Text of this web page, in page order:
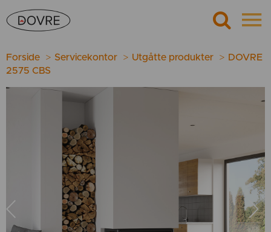
Forside Servicekontor Utgåtte produkter
DOVRE
2575 CBS